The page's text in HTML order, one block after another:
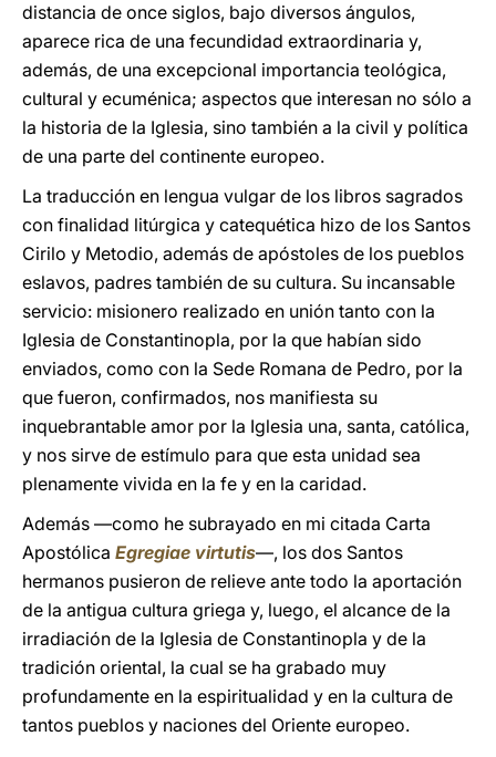
distancia de once siglos, bajo diversos ángulos,
aparece rica de una fecundidad extraordinaria y,
además, de una excepcional importancia teológica,
cultural y ecuménica; aspectos que interesan no sólo a
la historia de la Iglesia, sino también a la civil y política
de una parte del continente europeo.
La traducción en lengua vulgar de los libros sagrados
con finalidad litúrgica y catequética hizo de los Santos
Cirilo y Metodio, además de apóstoles de los pueblos
eslavos, padres también de su cultura. Su incansable
servicio: misionero realizado en unión tanto con la
Iglesia de Constantinopla, por la que habían sido
enviados, como con la Sede Romana de Pedro, por la
que fueron, confirmados, nos manifiesta su
inquebrantable amor por la Iglesia una, santa, católica,
y nos sirve de estímulo para que esta unidad sea
plenamente vivida en la fe y en la caridad.
Además —como he subrayado en mi citada Carta
Apostólica Egregiae virtutis—, los dos Santos
hermanos pusieron de relieve ante todo la aportación
de la antigua cultura griega y, luego, el alcance de la
irradiación de la Iglesia de Constantinopla y de la
tradición oriental, la cual se ha grabado muy
profundamente en la espiritualidad y en la cultura de
tantos pueblos y naciones del Oriente europeo.